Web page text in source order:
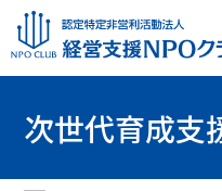
次世代育成支